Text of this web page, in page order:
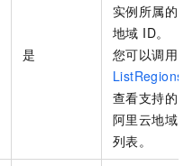
是
实例所属的
地域 ID。
您可以调用
ListRegions
查看支持的
阿里云地域
列表。